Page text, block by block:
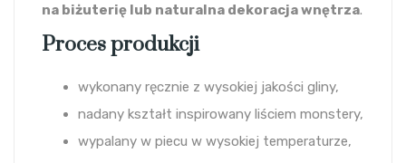
na biżuterię lub naturalna dekoracja wnętrza.
Proces produkcji
wykonany ręcznie z wysokiej jakości gliny,
nadany kształt inspirowany liściem monstery,
wypalany w piecu w wysokiej temperaturze,